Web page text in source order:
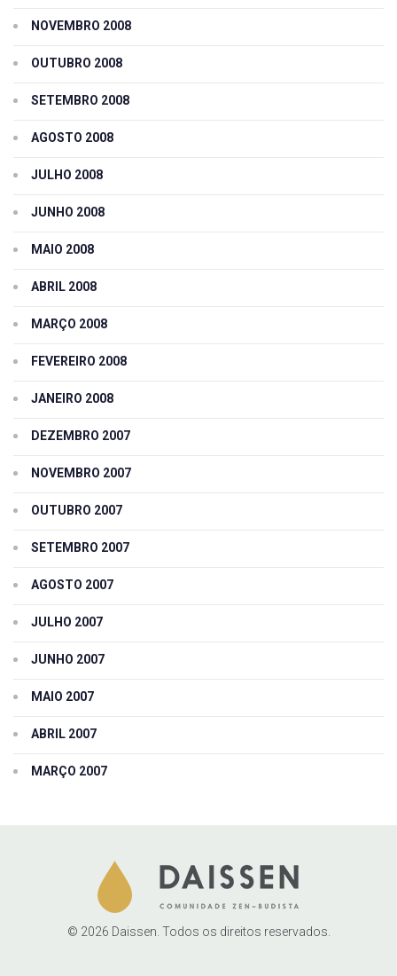
NOVEMBRO 2008
OUTUBRO 2008
SETEMBRO 2008
AGOSTO 2008
JULHO 2008
JUNHO 2008
MAIO 2008
ABRIL 2008
MARÇO 2008
FEVEREIRO 2008
JANEIRO 2008
DEZEMBRO 2007
NOVEMBRO 2007
OUTUBRO 2007
SETEMBRO 2007
AGOSTO 2007
JULHO 2007
JUNHO 2007
MAIO 2007
ABRIL 2007
MARÇO 2007
© 2026 Daissen. Todos os direitos reservados.